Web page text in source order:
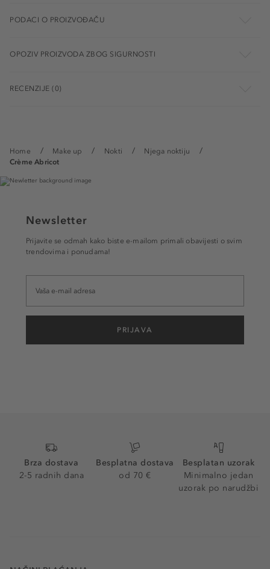
Home Make up Nokti
Njega noktiju
Crème Abricot
PODACI O PROIZVOĐAČU
OPOZIV PROIZVODA ZBOG SIGURNOSTI
RECENZIJE (0)
Newsletter
Prijavite se odmah kako biste e-mailom primali obavijesti o svim
trendovima i ponudama!
PRIJAVA
Brza dostava
2-5 radnih dana
Besplatna dostava
od 70 €
Besplatan uzorak
Minimalno jedan
uzorak po narudžbi